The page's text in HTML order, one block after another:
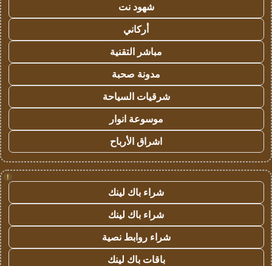
شهود نت
أركاني
مباشر التقنية
مدونة صحبة
شرقيات السياحة
موسوعة انوار
اشراق الأرباح
!
شراء باك لينك
شراء باك لينك
شراء روابط نصية
باقات باك لينك